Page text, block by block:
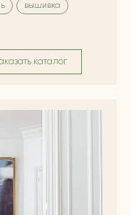
вышивка
каталог